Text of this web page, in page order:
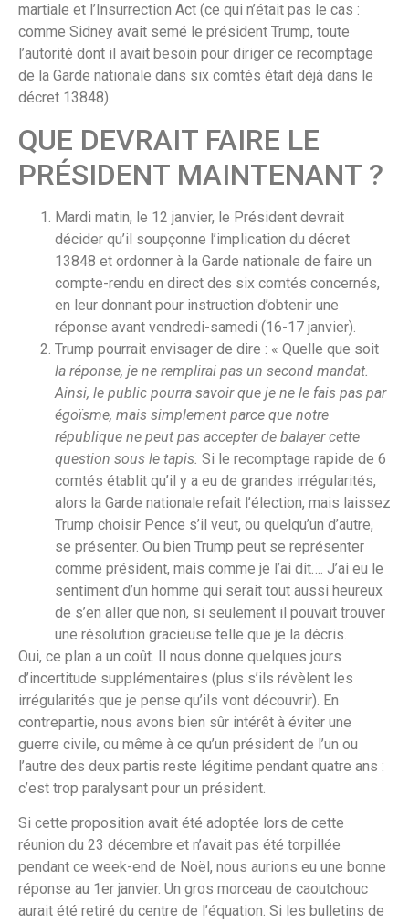
martiale et l’Insurrection Act (ce qui n’était pas le cas :
comme Sidney avait semé le président Trump, toute
l’autorité dont il avait besoin pour diriger ce recomptage
de la Garde nationale dans six comtés était déjà dans le
décret 13848).
QUE DEVRAIT FAIRE LE
PRÉSIDENT MAINTENANT ?
Mardi matin, le 12 janvier, le Président devrait
décider qu’il soupçonne l’implication du décret
13848 et ordonner à la Garde nationale de faire un
compte-rendu en direct des six comtés concernés,
en leur donnant pour instruction d’obtenir une
réponse avant vendredi-samedi (16-17 janvier).
Trump pourrait envisager de dire : « Quelle que soit
la réponse, je ne remplirai pas un second mandat.
Ainsi, le public pourra savoir que je ne le fais pas par
égoïsme, mais simplement parce que notre
république ne peut pas accepter de balayer cette
question sous le tapis. Si le recomptage rapide de 6
comtés établit qu’il y a eu de grandes irrégularités,
alors la Garde nationale refait l’élection, mais laissez
Trump choisir Pence s’il veut, ou quelqu’un d’autre,
se présenter. Ou bien Trump peut se représenter
comme président, mais comme je l’ai dit…. J’ai eu le
sentiment d’un homme qui serait tout aussi heureux
de s’en aller que non, si seulement il pouvait trouver
une résolution gracieuse telle que je la décris.
Oui, ce plan a un coût. Il nous donne quelques jours
d’incertitude supplémentaires (plus s’ils révèlent les
irrégularités que je pense qu’ils vont découvrir). En
contrepartie, nous avons bien sûr intérêt à éviter une
guerre civile, ou même à ce qu’un président de l’un ou
l’autre des deux partis reste légitime pendant quatre ans :
c’est trop paralysant pour un président.
Si cette proposition avait été adoptée lors de cette
réunion du 23 décembre et n’avait pas été torpillée
pendant ce week-end de Noël, nous aurions eu une bonne
réponse au 1er janvier. Un gros morceau de caoutchouc
aurait été retiré du centre de l’équation. Si les bulletins de